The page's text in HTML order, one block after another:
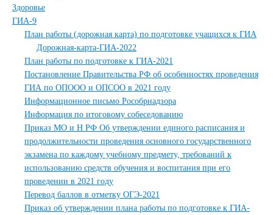
Здоровье
ГИА-9
План работы (дорожная карта) по подготовке учащихся к ГИА
Дорожная-карта-ГИА-2022
План работы по подготовке к ГИА-2021
Постановление Правительства РФ об особенностях проведения
ГИА по ОПООО и ОПСОО в 2021 году
Информационное письмо Рособрнадзора
Информация по итоговому собеседованию
Приказ МО и Н РФ Об утверждении единого расписания и
продолжительности проведения основного государственного
экзамена по каждому учебному предмету, требований к
использованию средств обучения и воспитания при его
проведении в 2021 году
Перевод баллов в отметку ОГЭ-2021
Приказ об утверждении плана работы по подготовке к ГИА-